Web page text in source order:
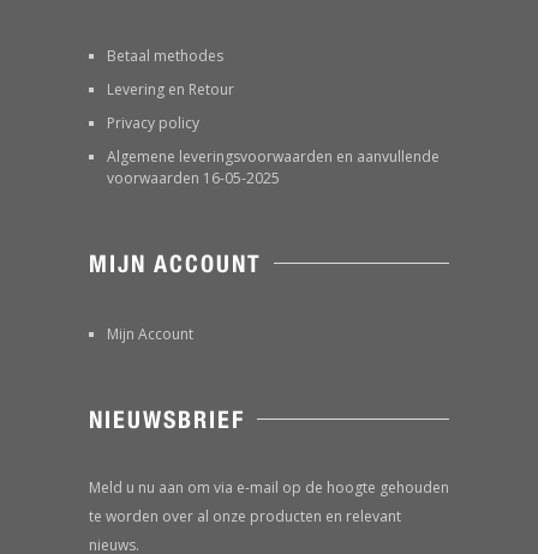
Betaal methodes
Levering en Retour
Privacy policy
Algemene leveringsvoorwaarden en aanvullende
voorwaarden 16-05-2025
MIJN ACCOUNT
Mijn Account
NIEUWSBRIEF
Meld u nu aan om via e-mail op de hoogte gehouden
te worden over al onze producten en relevant
nieuws.